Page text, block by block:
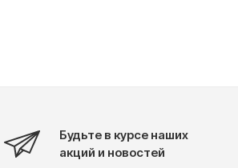
Будьте в курсе наших
акций и новостей